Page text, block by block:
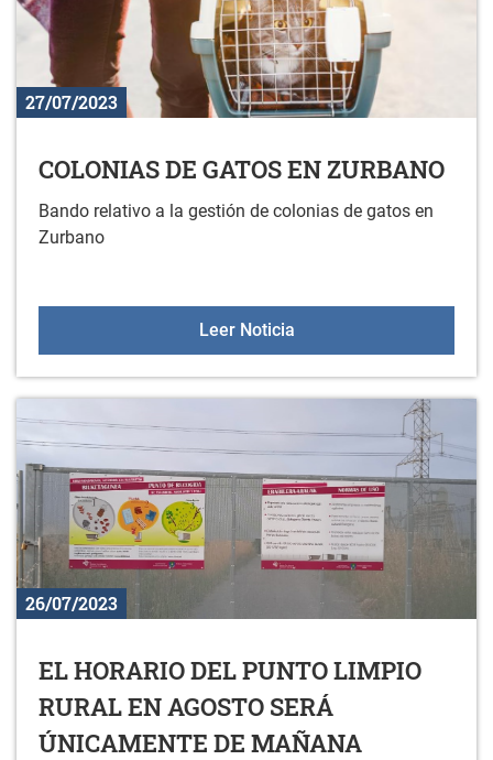
27/07/2023
COLONIAS DE GATOS EN ZURBANO
Bando relativo a la gestión de colonias de gatos en
Zurbano
Leer NoticiaCOLONIAS DE GATOS
26/07/2023
EL HORARIO DEL PUNTO LIMPIO
RURAL EN AGOSTO SERÁ
ÚNICAMENTE DE MAÑANA